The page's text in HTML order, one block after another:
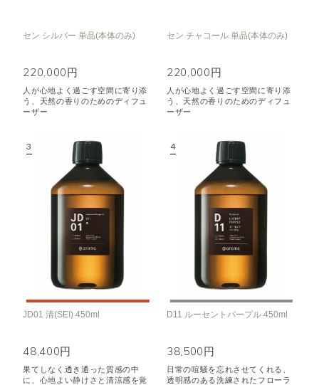
セン シルバー 単品(本体のみ)
220,000円
人が心地よく過ごす空間に寄り添
う、天然の香りのためのディフュ
ーザー
セン チャコール 単品(本体のみ)
220,000円
人が心地よく過ごす空間に寄り添
う、天然の香りのためのディフュ
ーザー
JD01 清(SEI) 450ml
48,400円
果てしなく透き通った質感の中
に、心地よい静けさと清涼感を覚
D11 ルーセントパープル 450ml
38,500円
日常の喧騒を忘れさせてくれる、
透明感のある洗練されたフローラ